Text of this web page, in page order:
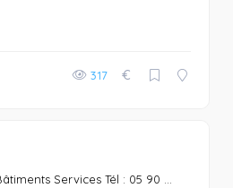
317 €
Services Tél : 05 90 ...